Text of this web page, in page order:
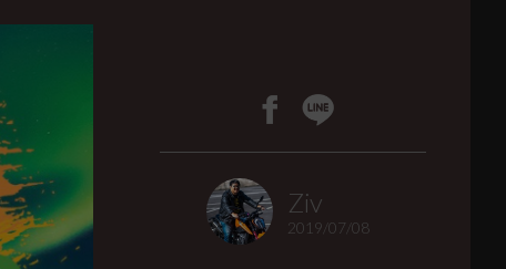
Ziv
2019/07/08